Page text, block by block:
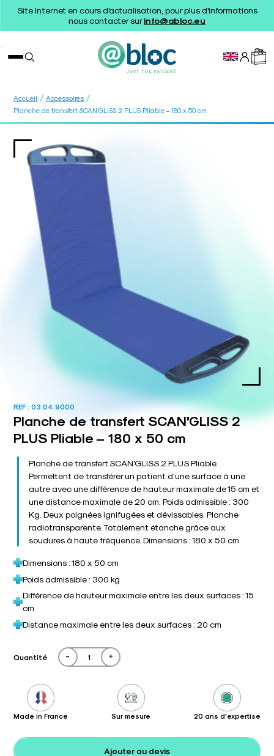
Site Internet en cours d'actualisation, pour plus d'informations
nous contacter surinfo@abloc.eu
Accueil / Accessoires /
Planche de transfert SCAN’GLISS 2 PLUS Pliable – 180 x 50 cm
REF :03.04.9000
Planche de transfert SCAN’GLISS 2
PLUS Pliable – 180 x 50 cm
Planche de transfert SCAN’GLISS 2 PLUS Pliable.
Permettent de transférer un patient d’une surface à une
autre avec une différence de hauteur maximale de 15 cm et
une distance maximale de 20 cm. Poids admissible : 300
Kg. Deux poignées ignifugées et dévissables. Planche
radiotransparente. Totalement étanche grâce aux
soudures à haute fréquence. Dimensions : 180 x 50 cm
Dimensions : 180 x 50 cm
Poids admissible : 300 kg
Différence de hauteur maximale entre les deux surfaces : 15
cm
Distance maximale entre les deux surfaces : 20 cm
Quantité - +
Made in France Sur mesure 20 ans d'expertise
Ajouter au devis